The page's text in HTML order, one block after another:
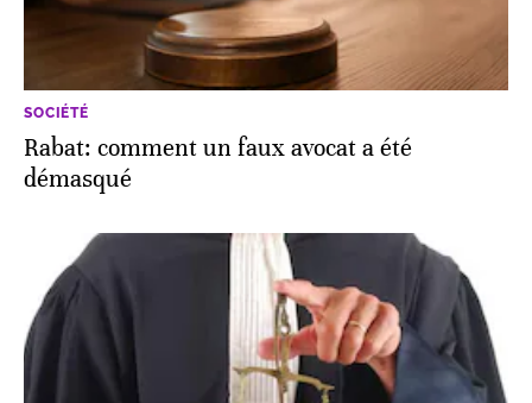
SOCIÉTÉ
Rabat: comment un faux avocat a été
démasqué